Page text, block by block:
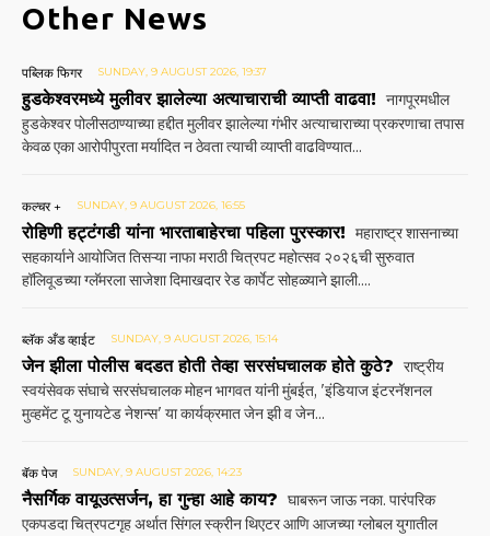
Other News
पब्लिक फिगर SUNDAY, 9 AUGUST 2026, 19:37
हुडकेश्वरमध्ये मुलीवर झालेल्या अत्याचाराची व्याप्ती वाढवा! नागपूरमधील
हुडकेश्वर पोलीसठाण्याच्या हद्दीत मुलीवर झालेल्या गंभीर अत्याचाराच्या प्रकरणाचा तपास
केवळ एका आरोपीपुरता मर्यादित न ठेवता त्याची व्याप्ती वाढविण्यात...
कल्चर + SUNDAY, 9 AUGUST 2026, 16:55
रोहिणी हट्टंगडी यांना भारताबाहेरचा पहिला पुरस्कार! महाराष्ट्र शासनाच्या
सहकार्याने आयोजित तिसऱ्या नाफा मराठी चित्रपट महोत्सव २०२६ची सुरुवात
हॉलिवूडच्या ग्लॅमरला साजेशा दिमाखदार रेड कार्पेट सोहळ्याने झाली....
ब्लॅक अँड व्हाईट SUNDAY, 9 AUGUST 2026, 15:14
जेन झीला पोलीस बदडत होती तेव्हा सरसंघचालक होते कुठे? राष्ट्रीय
स्वयंसेवक संघाचे सरसंघचालक मोहन भागवत यांनी मुंबईत, 'इंडियाज इंटरनॅशनल
मुव्हमेंट टू युनायटेड नेशन्स' या कार्यक्रमात जेन झी व जेन...
बॅक पेज SUNDAY, 9 AUGUST 2026, 14:23
नैसर्गिक वायूउत्सर्जन, हा गुन्हा आहे काय? घाबरून जाऊ नका. पारंपरिक
एकपडदा चित्रपटगृह अर्थात सिंगल स्क्रीन थिएटर आणि आजच्या ग्लोबल युगातील